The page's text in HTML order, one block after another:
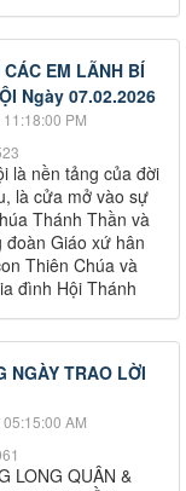
EM LÃNH BÍ
Ngày 07.02.2026
PM
là nền tảng của đời
là cửa mở vào sự
Thánh Thần và
đoàn Giáo xứ hân
Thiên Chúa và
đình Hội Thánh
NGÀY TRAO LỜI
AM
LONG QUÂN &